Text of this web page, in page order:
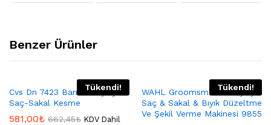
Benzer Ürünler
Tükendi!
Cvs Dn 7423 Bamboo Şarjlı
Saç-Sakal Kesme
581,00₺ 662,45₺ KDV Dahil
Tükendi!
WAHL Groomsman Pro Şarjlı
Saç & Sakal & Bıyık Düzeltme
Ve Şekil Verme Makinesi 9855